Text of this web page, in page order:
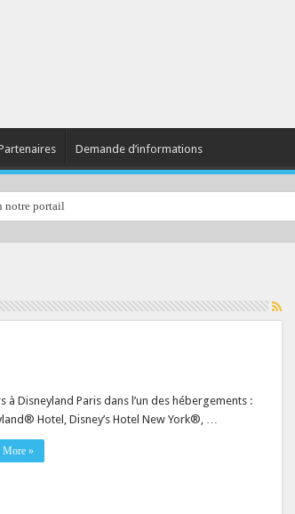
Demande d’informations
notre portail
à Disneyland Paris dans l’un des hébergements :
Hotel, Disney’s Hotel New York®, …
More »